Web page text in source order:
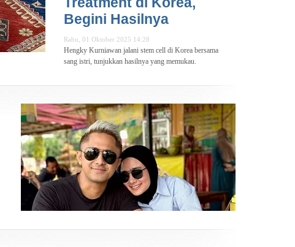
Begini Hasilnya
Rabu, 01 Oktober 2025 14:28
Hengky Kurniawan jalani stem cell di Korea bersama
sang istri, tunjukkan hasilnya yang memukau.